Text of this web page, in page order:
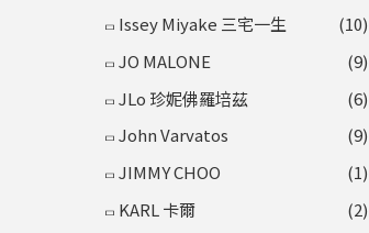
Issey Miyake 三宅一生
(10)
JO MALONE
(9)
JLo 珍妮佛羅培茲
(6)
John Varvatos
(9)
JIMMY CHOO
(1)
KARL 卡爾
(2)